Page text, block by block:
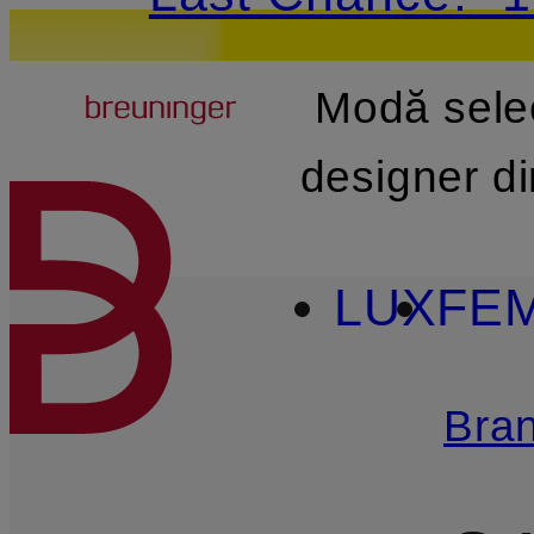
SARI LA CONȚINUTUL
Breuninger
Modă
designer
LUX